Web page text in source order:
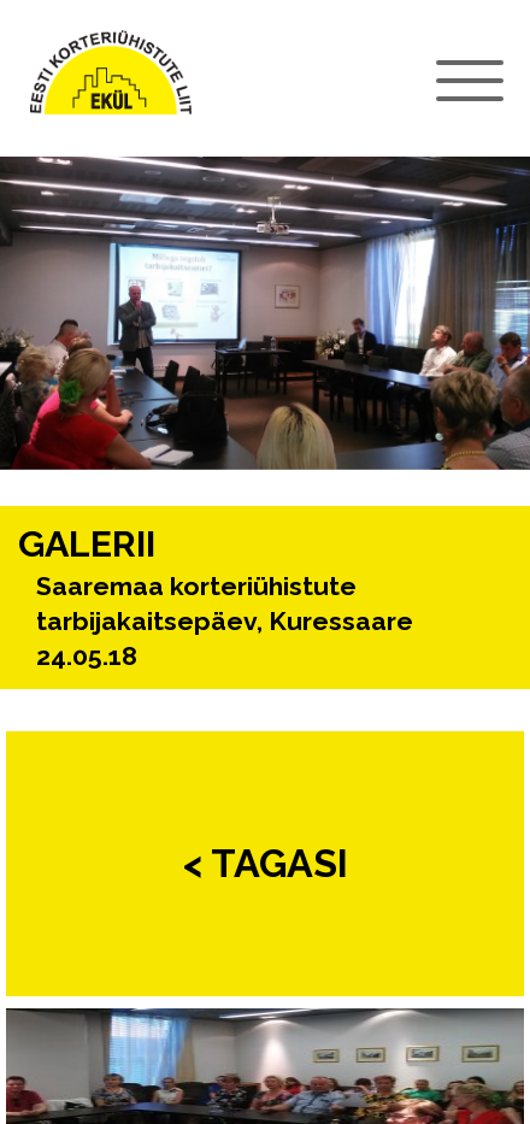
GALERII
Saaremaa korteriühistute
tarbijakaitsepäev, Kuressaare
24.05.18
< TAGASI